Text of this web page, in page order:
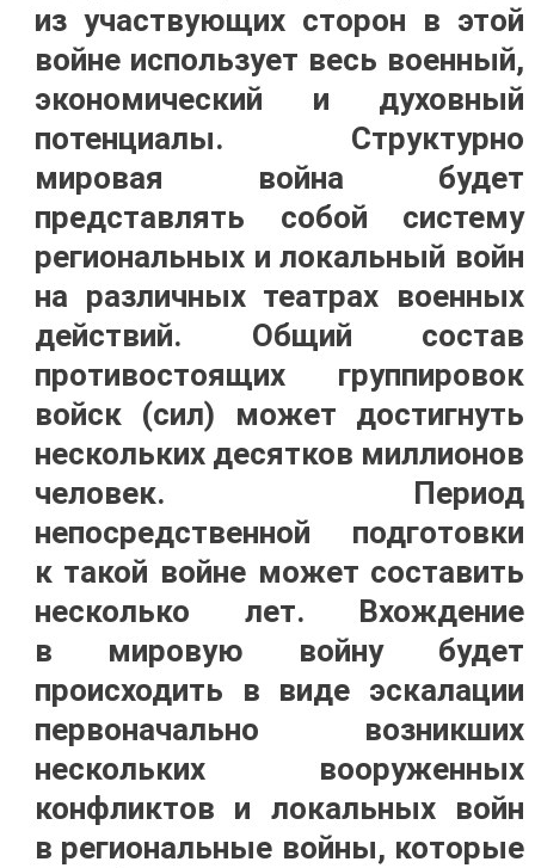
из участвующих сторон в этой
войне использует весь военный,
экономический и духовный
потенциалы. Структурно
мировая война будет
представлять собой систему
региональных и локальный войн
на различных театрах военных
действий. Общий состав
противостоящих группировок
войск (сил) может достигнуть
нескольких десятков миллионов
человек. Период
непосредственной подготовки
к такой войне может составить
несколько лет. Вхождение
в мировую войну будет
происходить в виде эскалации
первоначально возникших
нескольких вооруженных
конфликтов и локальных войн
в региональные войны, которые